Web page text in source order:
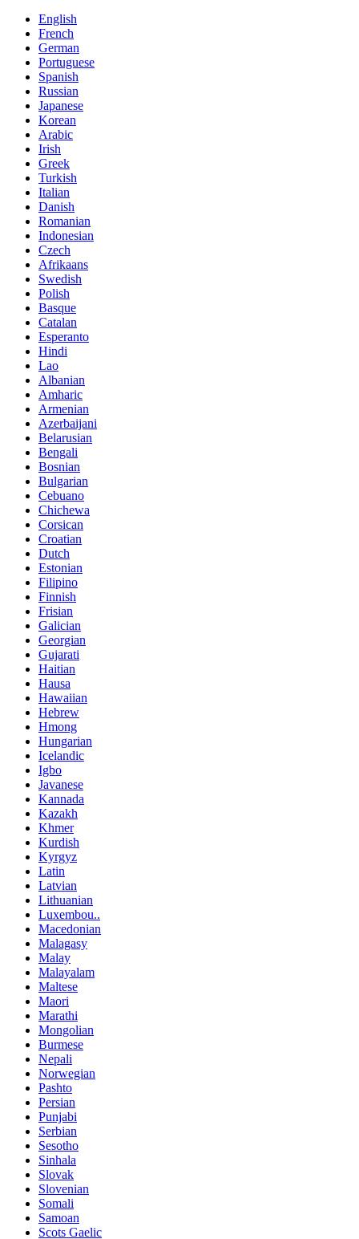
English
French
German
Portuguese
Spanish
Russian
Japanese
Korean
Arabic
Irish
Greek
Turkish
Italian
Danish
Romanian
Indonesian
Czech
Afrikaans
Swedish
Polish
Basque
Catalan
Esperanto
Hindi
Lao
Albanian
Amharic
Armenian
Azerbaijani
Belarusian
Bengali
Bosnian
Bulgarian
Cebuano
Chichewa
Corsican
Croatian
Dutch
Estonian
Filipino
Finnish
Frisian
Galician
Georgian
Gujarati
Haitian
Hausa
Hawaiian
Hebrew
Hmong
Hungarian
Icelandic
Igbo
Javanese
Kannada
Kazakh
Khmer
Kurdish
Kyrgyz
Latin
Latvian
Lithuanian
Luxembou..
Macedonian
Malagasy
Malay
Malayalam
Maltese
Maori
Marathi
Mongolian
Burmese
Nepali
Norwegian
Pashto
Persian
Punjabi
Serbian
Sesotho
Sinhala
Slovak
Slovenian
Somali
Samoan
Scots Gaelic